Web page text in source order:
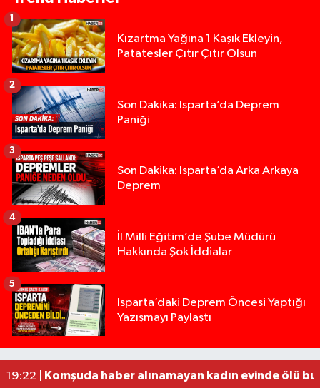
Kızartma Yağına 1 Kaşık Ekleyin,
Patatesler Çıtır Çıtır Olsun
1
Son Dakika: Isparta’da Deprem
Paniği
2
Son Dakika: Isparta’da Arka Arkaya
Deprem
3
İl Milli Eğitim’de Şube Müdürü
Hakkında Şok İddialar
4
Isparta’daki Deprem Öncesi Yaptığı
Yazışmayı Paylaştı
5
13:00 |Yığılca'da kardeşler arasındaki silahlı kavgada
12:48 |Tur teknesi çalışanlarının birbirine girdiği kavga
02:26 |MOTOSİKLETLE ÇARPIŞAN OTOMOBİL GÜL
19:22 |
Komşuda haber alınamayan kadın evinde ölü